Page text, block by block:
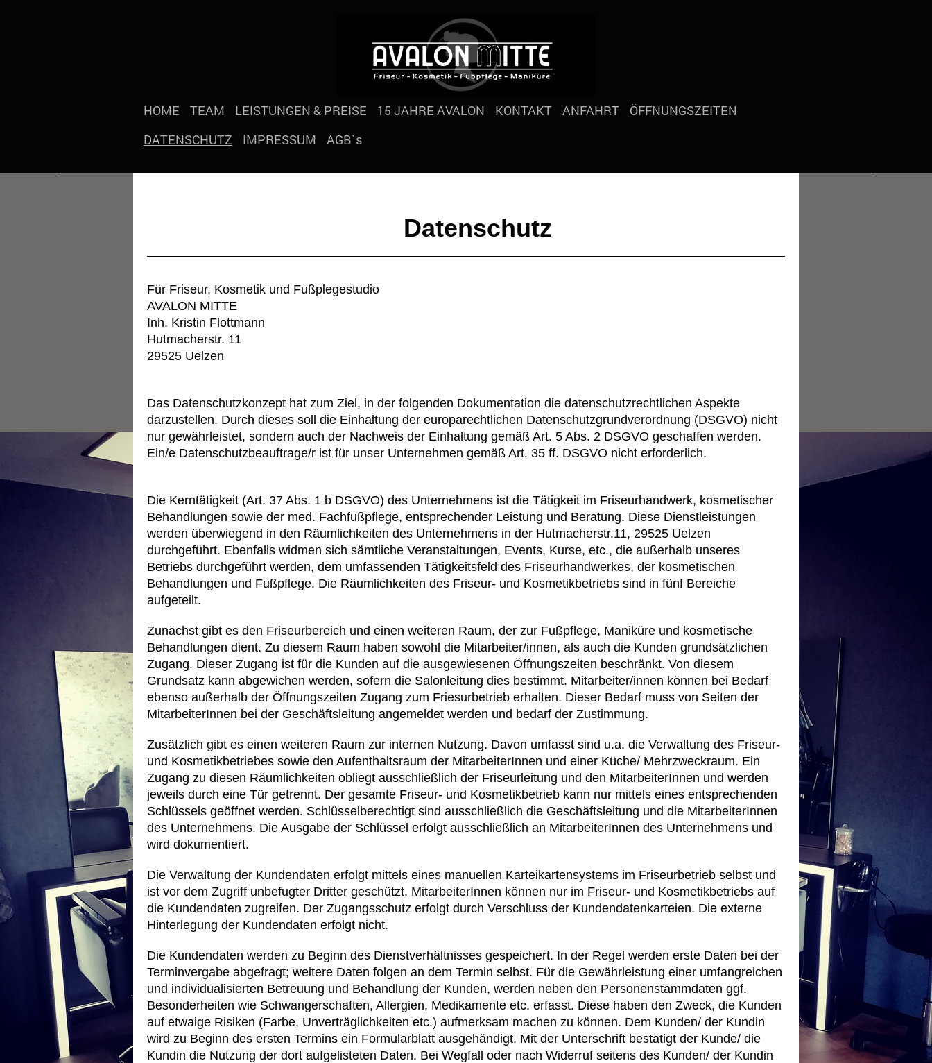
HOME TEAM LEISTUNGEN & PREISE 15 JAHRE AVALON KONTAKT ANFAHRT
ÖFFNUNGSZEITEN
DATENSCHUTZ
IMPRESSUM AGB`s
Datenschutz
Für Friseur, Kosmetik und Fußplegestudio
AVALON MITTE
Inh. Kristin Flottmann
Hutmacherstr. 11
29525 Uelzen
Das Datenschutzkonzept hat zum Ziel, in der folgenden Dokumentation die datenschutzrechtlichen Aspekte
darzustellen. Durch dieses soll die Einhaltung der europarechtlichen Datenschutzgrundverordnung (DSGVO) nicht
nur gewährleistet, sondern auch der Nachweis der Einhaltung gemäß Art. 5 Abs. 2 DSGVO geschaffen werden.
Ein/e Datenschutzbeauftrage/r ist für unser Unternehmen gemäß Art. 35 ff. DSGVO nicht erforderlich.
Die Kerntätigkeit (Art. 37 Abs. 1 b DSGVO) des Unternehmens ist die Tätigkeit im Friseurhandwerk, kosmetischer
Behandlungen sowie der med. Fachfußpflege, entsprechender Leistung und Beratung. Diese Dienstleistungen
werden überwiegend in den Räumlichkeiten des Unternehmens in der Hutmacherstr.11, 29525 Uelzen
durchgeführt. Ebenfalls widmen sich sämtliche Veranstaltungen, Events, Kurse, etc., die außerhalb unseres
Betriebs durchgeführt werden, dem umfassenden Tätigkeitsfeld des Friseurhandwerkes, der kosmetischen
Behandlungen und Fußpflege. Die Räumlichkeiten des Friseur- und Kosmetikbetriebs sind in fünf Bereiche
aufgeteilt.
Zunächst gibt es den Friseurbereich und einen weiteren Raum, der zur Fußpflege, Maniküre und kosmetische
Behandlungen dient. Zu diesem Raum haben sowohl die Mitarbeiter/innen, als auch die Kunden grundsätzlichen
Zugang. Dieser Zugang ist für die Kunden auf die ausgewiesenen Öffnungszeiten beschränkt. Von diesem
Grundsatz kann abgewichen werden, sofern die Salonleitung dies bestimmt. Mitarbeiter/innen können bei Bedarf
ebenso außerhalb der Öffnungszeiten Zugang zum Friesurbetrieb erhalten. Dieser Bedarf muss von Seiten der
MitarbeiterInnen bei der Geschäftsleitung angemeldet werden und bedarf der Zustimmung.
Zusätzlich gibt es einen weiteren Raum zur internen Nutzung. Davon umfasst sind u.a. die Verwaltung des Friseur-
und Kosmetikbetriebes sowie den Aufenthaltsraum der MitarbeiterInnen und einer Küche/ Mehrzweckraum. Ein
Zugang zu diesen Räumlichkeiten obliegt ausschließlich der Friseurleitung und den MitarbeiterInnen und werden
jeweils durch eine Tür getrennt. Der gesamte Friseur- und Kosmetikbetrieb kann nur mittels eines entsprechenden
Schlüssels geöffnet werden. Schlüsselberechtigt sind ausschließlich die Geschäftsleitung und die MitarbeiterInnen
des Unternehmens. Die Ausgabe der Schlüssel erfolgt ausschließlich an MitarbeiterInnen des Unternehmens und
wird dokumentiert.
Die Verwaltung der Kundendaten erfolgt mittels eines manuellen Karteikartensystems im Friseurbetrieb selbst und
ist vor dem Zugriff unbefugter Dritter geschützt. MitarbeiterInnen können nur im Friseur- und Kosmetikbetriebs auf
die Kundendaten zugreifen. Der Zugangsschutz erfolgt durch Verschluss der Kundendatenkarteien. Die externe
Hinterlegung der Kundendaten erfolgt nicht.
Die Kundendaten werden zu Beginn des Dienstverhältnisses gespeichert. In der Regel werden erste Daten bei der
Terminvergabe abgefragt; weitere Daten folgen an dem Termin selbst. Für die Gewährleistung einer umfangreichen
und individualisierten Betreuung und Behandlung der Kunden, werden neben den Personenstammdaten ggf.
Besonderheiten wie Schwangerschaften, Allergien, Medikamente etc. erfasst. Diese haben den Zweck, die Kunden
auf etwaige Risiken (Farbe, Unverträglichkeiten etc.) aufmerksam machen zu können. Dem Kunden/ der Kundin
wird zu Beginn des ersten Termins ein Formularblatt ausgehändigt. Mit der Unterschrift bestätigt der Kunde/ die
Kundin die Nutzung der dort aufgelisteten Daten. Bei Wegfall oder nach Widerruf seitens des Kunden/ der Kundin